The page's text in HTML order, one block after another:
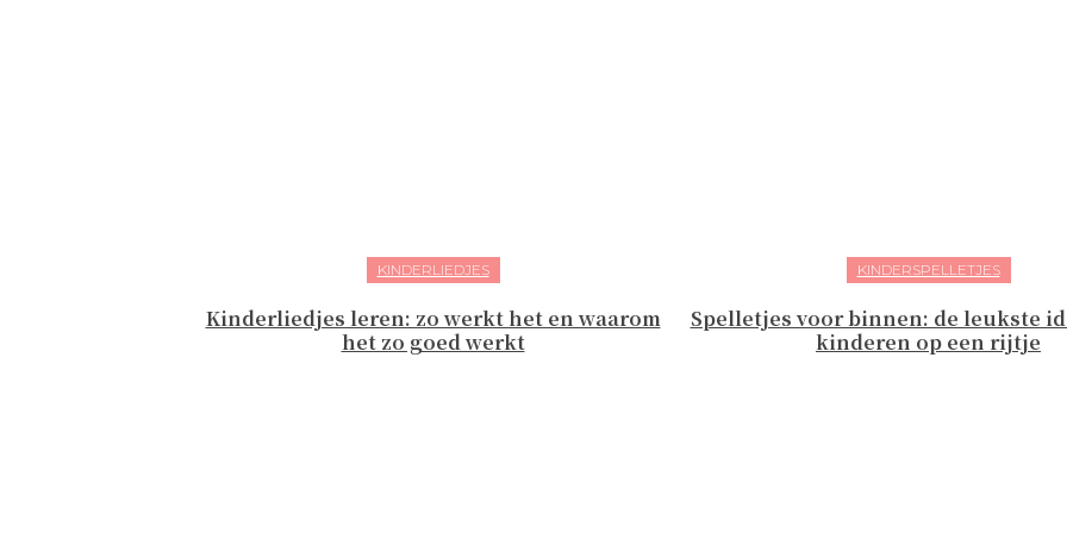
KINDERLIEDJES
Kinderliedjes leren: zo werkt het en waarom
het zo goed werkt
KINDERSPELLETJES
Spelletjes voor binnen: de leukste
kinderen op een rijtje